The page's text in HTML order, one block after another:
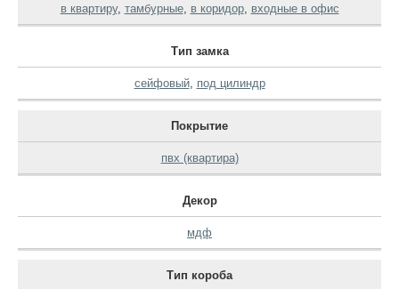
в квартиру, тамбурные, в коридор, входные в офис
Тип замка
сейфовый, под цилиндр
Покрытие
пвх (квартира)
Декор
мдф
Тип короба